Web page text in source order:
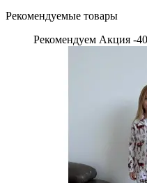
Рекомендуемые товары
Рекомендуем Акция -